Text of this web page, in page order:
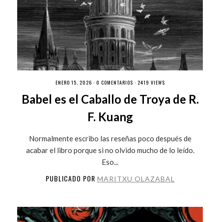
ENERO 15, 2026 · 0 COMENTARIOS · 2419 VIEWS
Babel es el Caballo de Troya de R.
F. Kuang
Normalmente escribo las reseñas poco después de
acabar el libro porque si no olvido mucho de lo leído.
Eso...
PUBLICADO POR MARITXU OLAZABAL